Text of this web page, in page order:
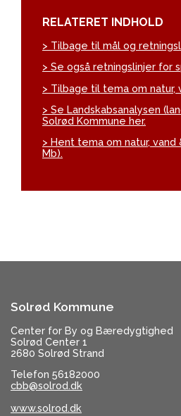
RELATERET INDHOLD
> Tilbage til mål og
> Se også retningslinjer for
> Tilbage til tema om natur,
> Se Landskabsanalysen
Solrød Kommune her.
> Hent tema om natur, vand
Mb).
Solrød Kommune
Center for By og Bæredygtighed
Solrød Center 1
2680 Solrød Strand
Telefon 56182000
cbb@solrod.dk
www.solrod.dk